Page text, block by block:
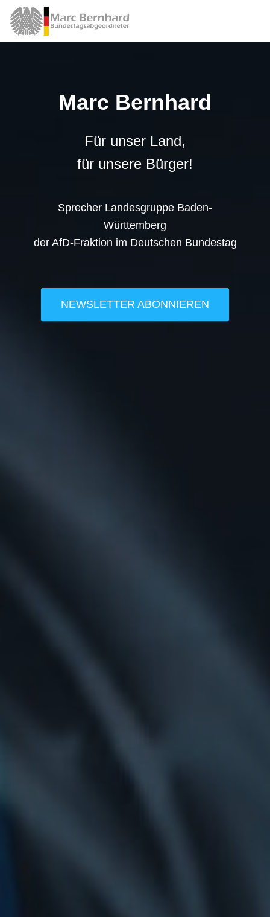
Marc Bernhard
Für unser Land,
für unsere Bürger!
Sprecher Landesgruppe Baden-
Württemberg
der AfD-Fraktion im Deutschen Bundestag
NEWSLETTER ABONNIEREN